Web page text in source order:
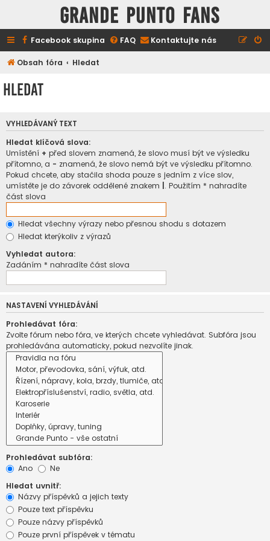
GRANDE PUNTO FANS
Facebook skupina FAQ Kontaktujte nás
Obsah fóra Hledat
Hledat
VYHLEDÁVANÝ TEXT
Hledat klíčová slova:
Umístění + před slovem znamená, že slovo musí být ve výsledku
přítomno, a - znamená, že slovo nemá být ve výsledku přítomno.
Pokud chcete, aby stačila shoda pouze s jedním z více slov,
umístěte je do závorek oddělené znakem . Použitím * nahradíte
část slova
Hledat všechny výrazy nebo přesnou shodu s dotazem
Hledat kterýkoliv z výrazů
Vyhledat autora:
Zadáním * nahradíte část slova
NASTAVENÍ VYHLEDÁVÁNÍ
Prohledávat fóra:
Zvolte fórum nebo fóra, ve kterých chcete vyhledávat. Subfóra jsou
prohledávána automaticky, pokud nezvolíte jinak.
Prohledávat subfóra:
Ano
Ne
Hledat uvnitř:
Názvy příspěvků a jejich texty
Pouze text příspěvku
Pouze názvy příspěvků
Pouze první příspěvek v tématu